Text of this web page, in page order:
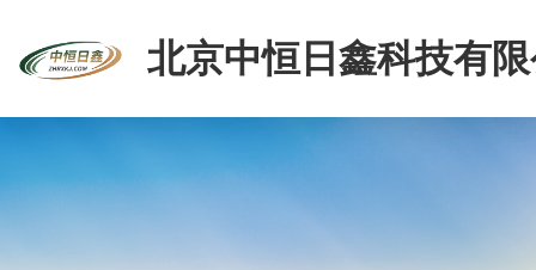
北京中恒日鑫科技有